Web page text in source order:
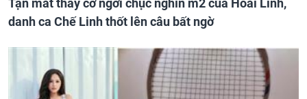
Tận mắt thấy cơ ngơi chục nghìn m2 của Hoài Linh,
danh ca Chế Linh thốt lên câu bất ngờ